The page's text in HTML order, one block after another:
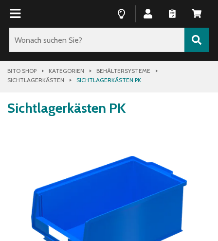
BITO SHOP KATEGORIEN
BEHÄLTERSYSTEME
SICHTLAGERKÄSTEN
SICHTLAGERKÄSTEN PK
Sichtlagerkästen PK